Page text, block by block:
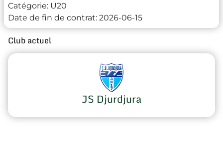
Catégorie: U20
Date de fin de contrat: 2026-06-15
Club actuel
JS Djurdjura